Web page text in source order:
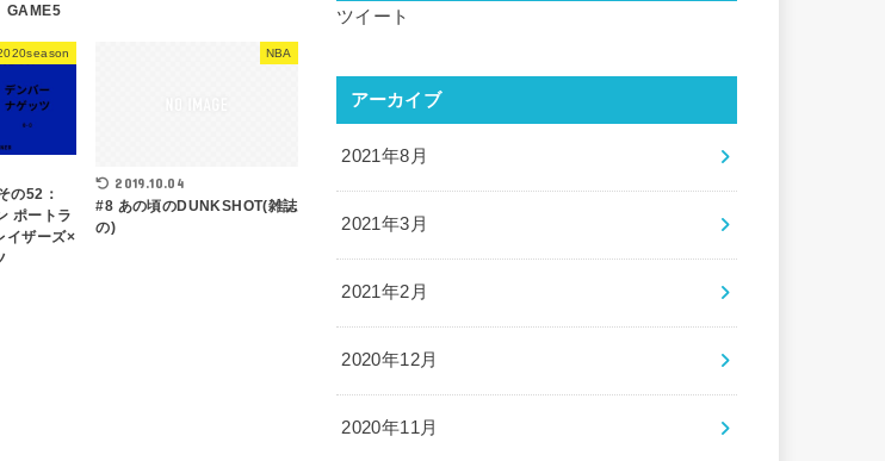
GAME5
の52：
ポートラ
イザーズ×
NBA
2019.10.04
#8 あの頃のDUNKSHOT(雑誌
の)
ツイート
アーカイブ
2021年8月
2021年3月
2021年2月
2020年12月
2020年11月